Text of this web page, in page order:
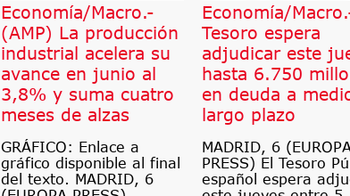
Economía/Macro.-
(AMP) La producción
industrial acelera su
avance en junio al
3,8% y suma cuatro
meses de alzas
GRÁFICO: Enlace a
gráfico disponible al final
del texto. MADRID, 6
Economía/
Tesoro espera
adjudicar este
hasta 6.750
en deuda a
largo plazo
MADRID, 6
PRESS) El Tesoro
español espera